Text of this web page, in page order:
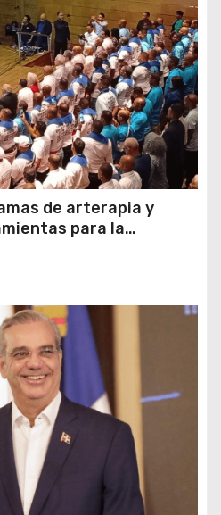
de arterapia y
para la
social